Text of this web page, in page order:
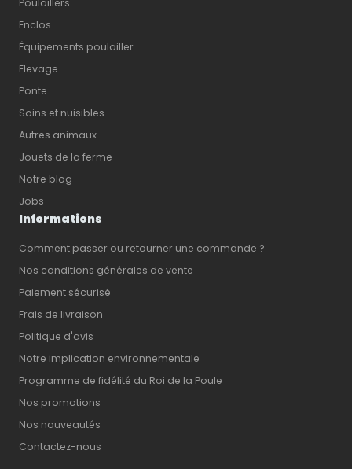
Poulaillers
Enclos
Équipements poulailler
Elevage
Ponte
Soins et nuisibles
Autres animaux
Jouets de la ferme
Notre blog
Jobs
Informations
Comment passer ou retourner une commande ?
Nos conditions générales de vente
Paiement sécurisé
Frais de livraison
Politique d'avis
Notre implication environnementale
Programme de fidélité du Roi de la Poule
Nos promotions
Nos nouveautés
Contactez-nous